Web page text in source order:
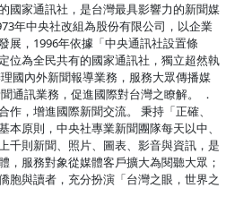
國家通訊社，是台灣最具影響力的新聞媒
年中央社改組為股份有限公司，以企業
展，1996年依據「中央通訊社設置條
位為全民共有的國家通訊社，獨立超然執
國內外新聞報導業務，服務大眾傳播媒
通訊業務，促進國際對台灣之瞭解。 ．
作，增進國際新聞交流。 秉持「正確、
本原則，中央社專業新聞團隊每天以中、
千則新聞、照片、圖表、影音與資訊，是
，服務對象從媒體客戶擴大為閱聽大眾；
胞與讀者，充分扮演「台灣之眼，世界之